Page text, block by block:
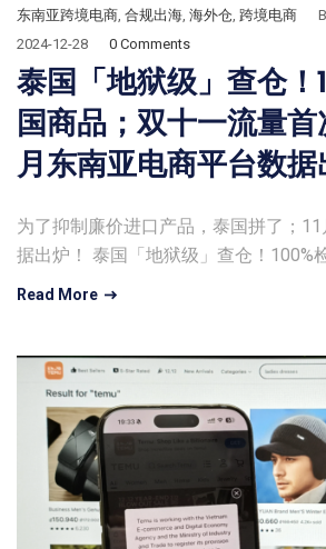
东南亚跨境电商, 合规出海, 海外仓, 跨境电商
2024-12-28
0 Comments
泰国「地狱级」查仓！
国商品；双十一流量首
月东南亚电商平台数据
为了抑制廉价进口产品，泰国拼了；
据出炉！ 泰国「地狱级」查仓！100%
Read More